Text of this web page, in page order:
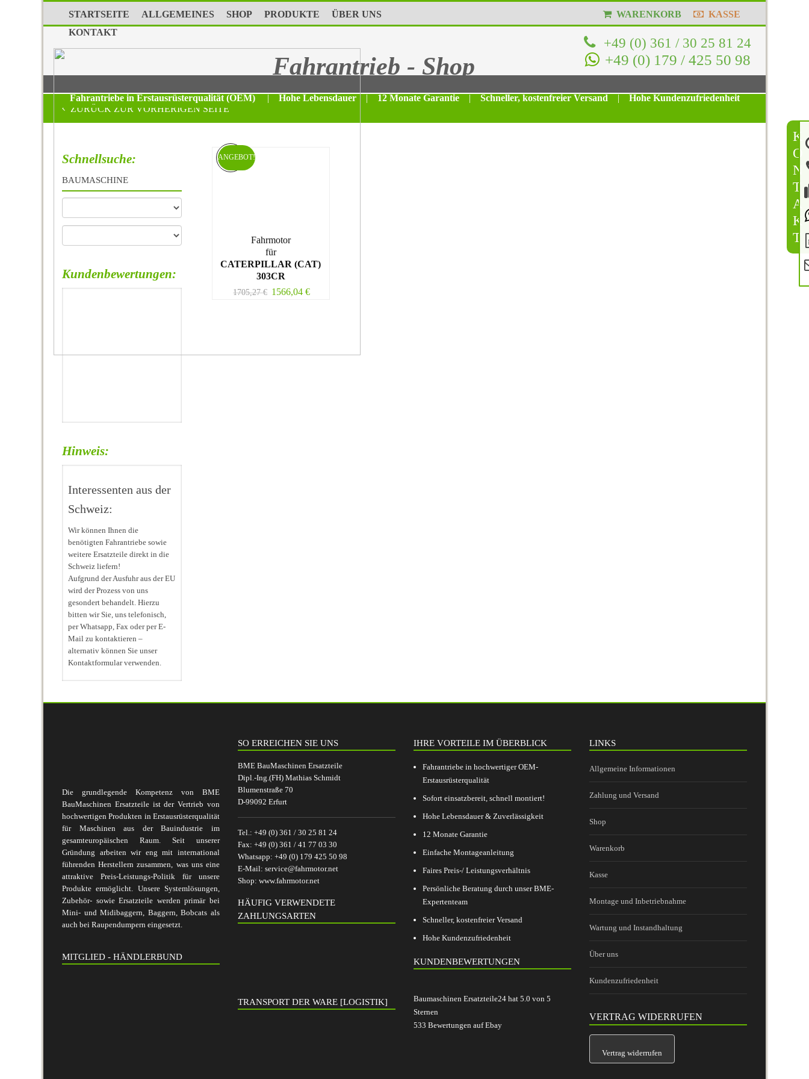
K
O
N
T
A
K
T
STARTSEITE ALLGEMEINES SHOP PRODUKTE
ÜBER UNS
KONTAKT
WARENKORB KASSE
+49 (0) 361 / 30 25 81 24
+49 (0) 179 / 425 50 98
Fahrantrieb - Shop
Fahrantriebe in Erstausrüsterqualität (OEM) | Hohe Lebensdauer | 12 Monate Garantie | Schneller, kostenfreier Versand |
Hohe Kundenzufriedenheit
ZURÜCK ZUR VORHERIGEN SEITE
Fahrmotor
für
CATERPILLAR (CAT)
303CR
1705,27€ 1566,04€
ANGEBOT!
Schnellsuche:
BAUMASCHINE
Kundenbewertungen:
Hinweis:
Interessenten aus der
Schweiz:
Wir können Ihnen die
benötigten Fahrantriebe sowie
weitere Ersatzteile direkt in die
Schweiz liefern!
Aufgrund der Ausfuhr aus der EU
wird der Prozess von uns
gesondert behandelt. Hierzu
bitten wir Sie, uns telefonisch,
per Whatsapp, Fax oder per E-
Mail zu kontaktieren –
alternativ können Sie unser
Kontaktformular verwenden.
Die grundlegende Kompetenz von BME
BauMaschinen Ersatzteile ist der Vertrieb von
hochwertigen Produkten in Erstausrüsterqualität
für Maschinen aus der Bauindustrie im
gesamteuropäischen Raum. Seit unserer
Gründung arbeiten wir eng mit international
führenden Herstellern zusammen, was uns eine
attraktive Preis-Leistungs-Politik für unsere
Produkte ermöglicht. Unsere Systemlösungen,
Zubehör- sowie Ersatzteile werden primär bei
Mini- und Midibaggern, Baggern, Bobcats als
auch bei Raupendumpern eingesetzt.
MITGLIED - HÄNDLERBUND
SO ERREICHEN SIE UNS
BME BauMaschinen Ersatzteile
Dipl.-Ing.(FH) Mathias Schmidt
Blumenstraße 70
D-99092 Erfurt
Tel.: +49 (0) 361 / 30 25 81 24
Fax: +49 (0) 361 / 41 77 03 30
Whatsapp: +49 (0) 179 425 50 98
E-Mail: service@fahrmotor.net
Shop: www.fahrmotor.net
HÄUFIG VERWENDETE
ZAHLUNGSARTEN
TRANSPORT DER WARE [LOGISTIK]
IHRE VORTEILE IM ÜBERBLICK
Fahrantriebe in hochwertiger OEM-
Erstausrüsterqualität
Sofort einsatzbereit, schnell montiert!
Hohe Lebensdauer & Zuverlässigkeit
12 Monate Garantie
Einfache Montageanleitung
Faires Preis-/ Leistungsverhältnis
Persönliche Beratung durch unser BME-
Expertenteam
Schneller, kostenfreier Versand
Hohe Kundenzufriedenheit
KUNDENBEWERTUNGEN
Baumaschinen Ersatzteile24 hat 5.0 von 5
Sternen
533 Bewertungen auf Ebay
LINKS
Allgemeine Informationen
Zahlung und Versand
Shop
Warenkorb
Kasse
Montage und Inbetriebnahme
Wartung und Instandhaltung
Über uns
Kundenzufriedenheit
VERTRAG WIDERRUFEN
Vertrag widerrufen